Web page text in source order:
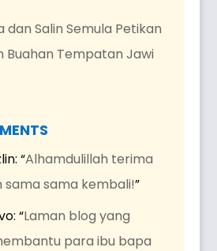
dan Salin Semula Petikan
Buahan Tempatan Jawi
: “Alhamdulillah terima
sama sama kembali!”
: “Laman blog yang
para ibu bapa